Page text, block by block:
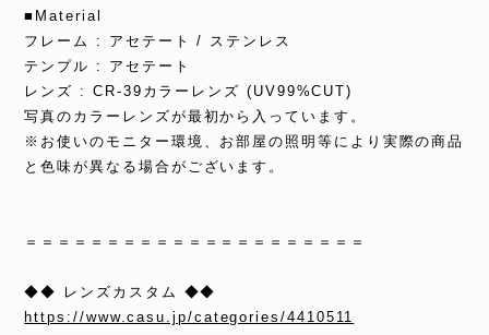
■Material
フレーム : アセテート / ステンレス
テンプル : アセテート
レンズ : CR-39カラーレンズ (UV99%CUT)
写真のカラーレンズが最初から入っています。
※お使いのモニター環境、お部屋の照明等により実際の商品
と色味が異なる場合がございます。
＝＝＝＝＝＝＝＝＝＝＝＝＝＝＝＝＝＝＝＝＝
◆◆ レンズカスタム ◆◆
https://www.casu.jp/categories/4410511